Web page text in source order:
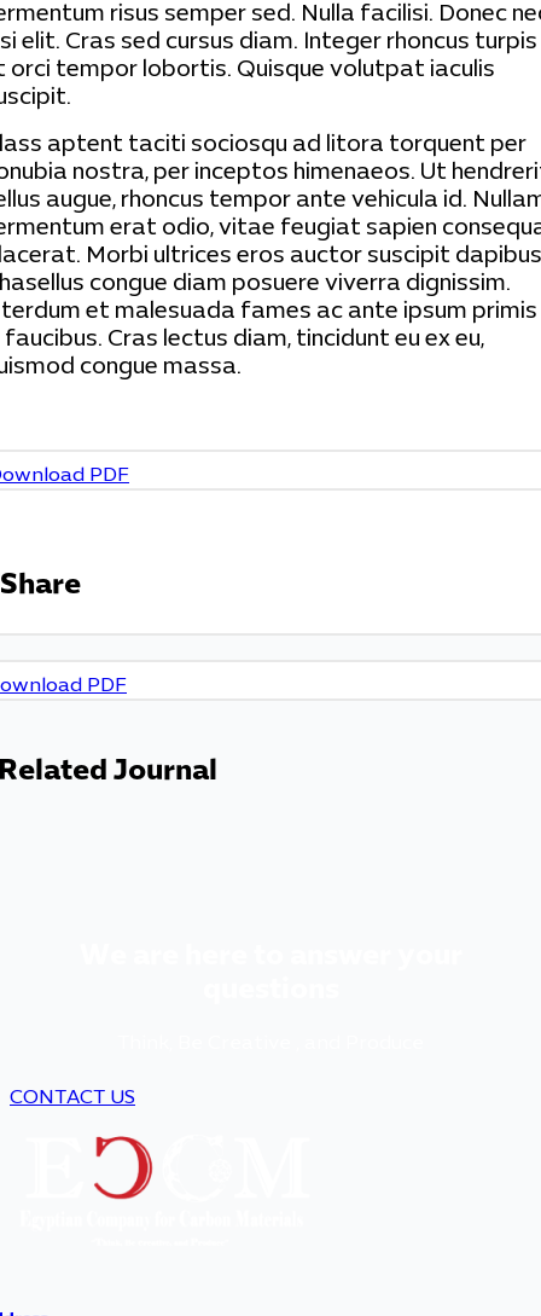
risus semper sed. Nulla facilisi. Donec
elit. Cras sed cursus diam. Integer rhoncus turpis
orci tempor lobortis. Quisque volutpat iaculis
aptent taciti sociosqu ad litora torquent per
nostra, per inceptos himenaeos. Ut
augue, rhoncus tempor ante vehicula id.
erat odio, vitae feugiat sapien
Morbi ultrices eros auctor suscipit
congue diam posuere viverra dignissim.
et malesuada fames ac ante ipsum primis
faucibus. Cras lectus diam, tincidunt eu ex eu,
congue massa.
PDF
Share
PDF
Journal
CONTACT US